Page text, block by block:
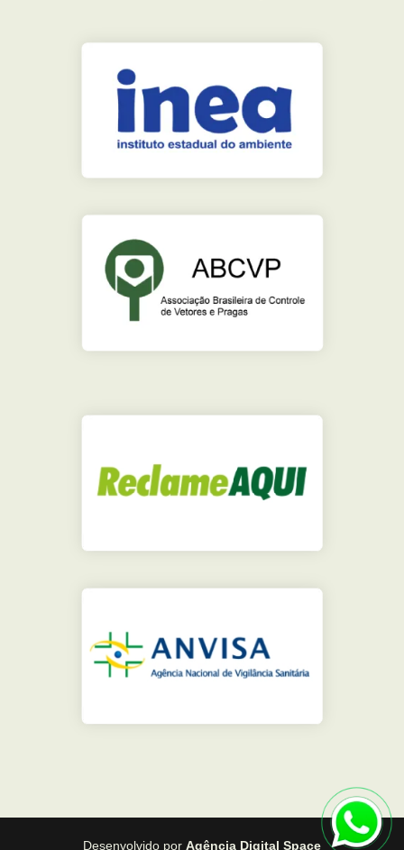
Desenvolvido por Agência Digital Space